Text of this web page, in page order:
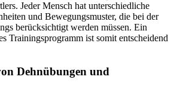
Jeder Mensch hat unterschiedliche
und Bewegungsmuster, die bei der
berücksichtigt werden müssen. Ein
Trainingsprogramm ist somit entscheidend
Dehnübungen und